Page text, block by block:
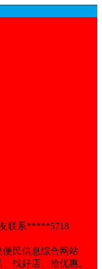
联系*****5718
民信息综合网站
找好店、抢优惠。